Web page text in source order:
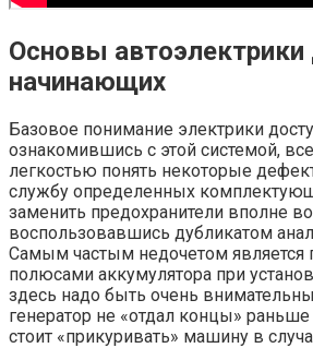
Основы автоэлектрики
начинающих
Базовое понимание электрики
ознакомившись с этой системой,
легкостью понять некоторые
службу определенных
заменить предохранители вполне
воспользовавшись дубликатом
Самым частым недочетом является
полюсами аккумулятора при
здесь надо быть очень
генератор не «отдал концы» раньше
стоит «прикуривать» машину в